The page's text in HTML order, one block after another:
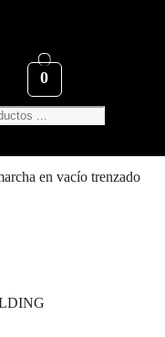
en vacío trenzado
0